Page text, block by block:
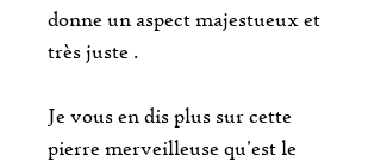
donne un aspect majestueux et
très juste .
Je vous en dis plus sur cette
pierre merveilleuse qu'est le